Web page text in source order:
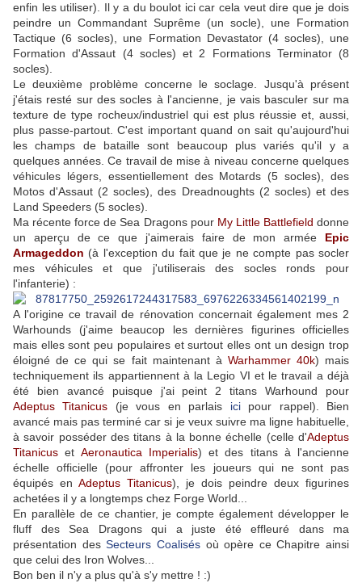
enfin les utiliser). Il y a du boulot ici car cela veut dire que je dois
peindre un Commandant Suprême (un socle), une Formation
Tactique (6 socles), une Formation Devastator (4 socles), une
Formation d'Assaut (4 socles) et 2 Formations Terminator (8
socles).
Le deuxième problème concerne le soclage. Jusqu'à présent
j'étais resté sur des socles à l'ancienne, je vais basculer sur ma
texture de type rocheux/industriel qui est plus réussie et, aussi,
plus passe-partout. C'est important quand on sait qu'aujourd'hui
les champs de bataille sont beaucoup plus variés qu'il y a
quelques années. Ce travail de mise à niveau concerne quelques
véhicules légers, essentiellement des Motards (5 socles), des
Motos d'Assaut (2 socles), des Dreadnoughts (2 socles) et des
Land Speeders (5 socles).
Ma récente force de Sea Dragons pour My Little Battlefield donne
un aperçu de ce que j'aimerais faire de mon armée Epic
Armageddon (à l'exception du fait que je ne compte pas socler
mes véhicules et que j'utiliserais des socles ronds pour
l'infanterie) :
A l'origine ce travail de rénovation concernait également mes 2
Warhounds (j'aime beaucop les dernières figurines officielles
mais elles sont peu populaires et surtout elles ont un design trop
éloigné de ce qui se fait maintenant à Warhammer 40k) mais
techniquement ils appartiennent à la Legio VI et le travail a déjà
été bien avancé puisque j'ai peint 2 titans Warhound pour
Adeptus Titanicus (je vous en parlais icipour rappel). Bien
avancé mais pas terminé car si je veux suivre ma ligne habituelle,
à savoir posséder des titans à la bonne échelle (celle d'Adeptus
Titanicus et Aeronautica Imperialis) et des titans à l'ancienne
échelle officielle (pour affronter les joueurs qui ne sont pas
équipés en Adeptus Titanicus), je dois peindre deux figurines
achetées il y a longtemps chez Forge World...
En parallèle de ce chantier, je compte également développer le
fluff des Sea Dragons qui a juste été effleuré dans ma
présentation desSecteurs Coalisésoù opère ce Chapitre ainsi
que celui des Iron Wolves...
Bon ben il n'y a plus qu'à s'y mettre ! :)